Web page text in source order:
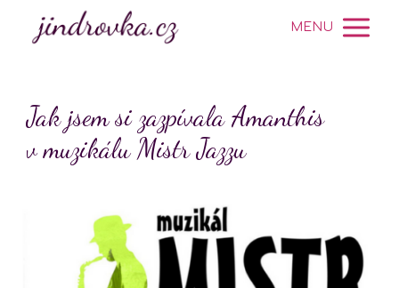
MENU
Jak jsem si zazpívala Amanthis
v muzikálu Mistr Jazzu